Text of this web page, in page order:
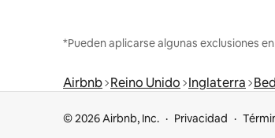
*Pueden aplicarse algunas exclusiones
Airbnb Reino Unido Inglaterra
© 2026 Airbnb, Inc. Privacidad